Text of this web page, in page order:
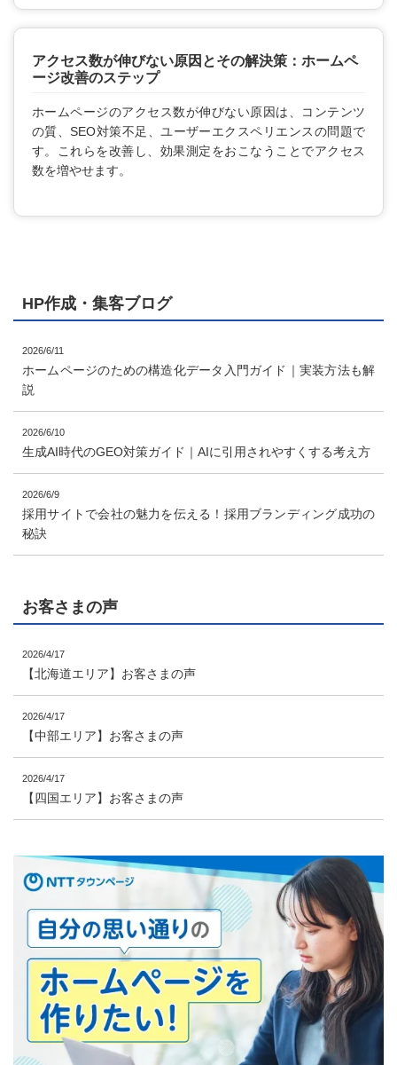
アクセス数が伸びない原因とその解決策：ホームペ
ージ改善のステップ
ホームページのアクセス数が伸びない原因は、コンテンツ
の質、SEO対策不足、ユーザーエクスペリエンスの問題で
す。これらを改善し、効果測定をおこなうことでアクセス
数を増やせます。
HP作成・集客ブログ
2026/6/11
ホームページのための構造化データ入門ガイド｜実装方法も解
説
2026/6/10
生成AI時代のGEO対策ガイド｜AIに引用されやすくする考え方
2026/6/9
採用サイトで会社の魅力を伝える！採用ブランディング成功の
秘訣
お客さまの声
2026/4/17
【北海道エリア】お客さまの声
2026/4/17
【中部エリア】お客さまの声
2026/4/17
【四国エリア】お客さまの声